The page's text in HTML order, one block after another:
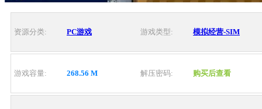
资源分类: PC游戏 游戏类型: 模拟经营-SIM
游戏容量: 268.56 M 解压密码: 购买后查看